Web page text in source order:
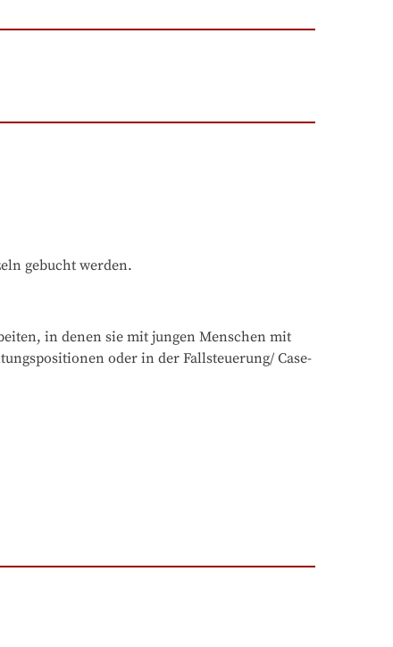
gebucht werden.
in denen sie mit jungen Menschen mit
oder in der Fallsteuerung/ Case-